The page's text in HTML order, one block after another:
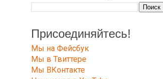
Присоединяйтесь!
Мы на Фейсбук
Мы в Твиттере
Мы ВКонтакте